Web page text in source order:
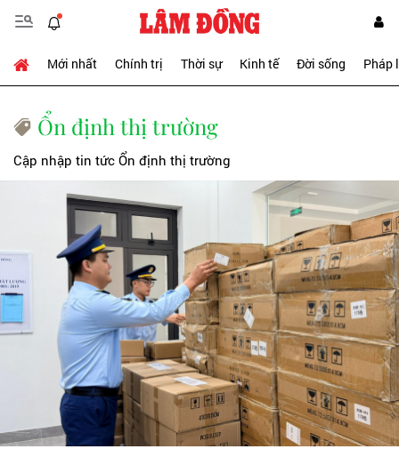
Mới nhất Chính trị Thời sự Kinh tế Đời sống Pháp
Ổn định thị trường
Cập nhập tin tức Ổn định thị trường